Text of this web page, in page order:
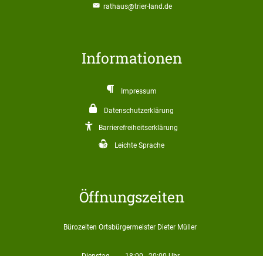
rathaus@trier-land.de
Informationen
Impressum
Datenschutzerklärung
Barrierefreiheitserklärung
Leichte Sprache
Öffnungszeiten
Bürozeiten Ortsbürgermeister Dieter Müller